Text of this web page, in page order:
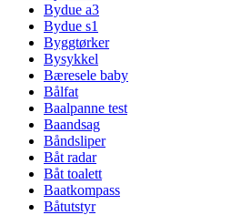
Bydue a3
Bydue s1
Byggtørker
Bysykkel
Bæresele baby
Bålfat
Baalpanne test
Baandsag
Båndsliper
Båt radar
Båt toalett
Baatkompass
Båtutstyr